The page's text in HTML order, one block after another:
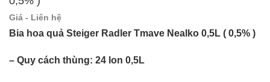
Giá - Liên hệ
Bia hoa quả Steiger Radler Tmave Nealko 0,5L ( 0,5% )
– Quy cách thùng: 24 lon 0,5L